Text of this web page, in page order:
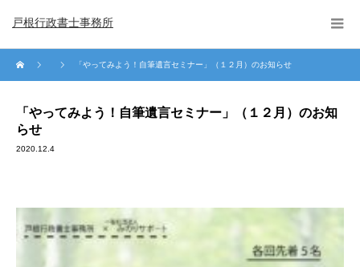
戸根行政書士事務所
「やってみよう！自筆遺言セミナー」（１２月）のお知らせ
「やってみよう！自筆遺言セミナー」（１２月）のお知
らせ
2020.12.4